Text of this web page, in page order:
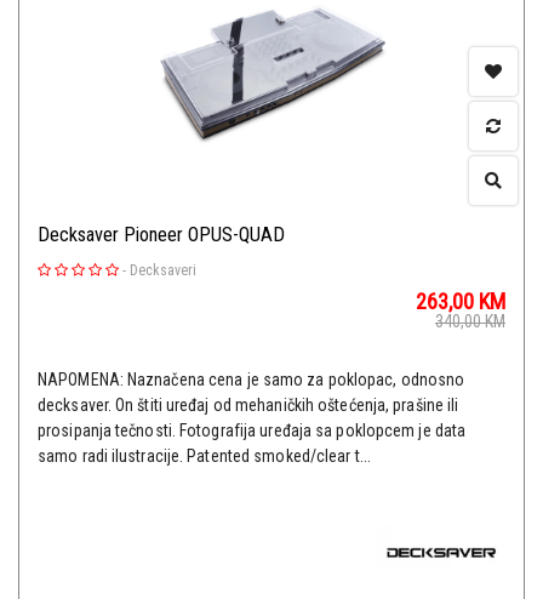
Decksaver Pioneer OPUS-QUAD
- Decksaveri
263,00 KM
340,00KM
NAPOMENA: Naznačena cena je samo za poklopac, odnosno
decksaver. On štiti uređaj od mehaničkih oštećenja, prašine ili
prosipanja tečnosti. Fotografija uređaja sa poklopcem je data
samo radi ilustracije. Patented smoked/clear t...